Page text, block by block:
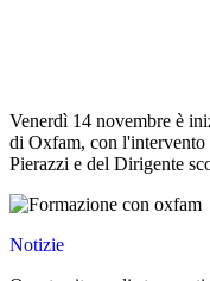
Venerdì 14 novembre è
di Oxfam, con
Pierazzi e del Dirigente
Notizie